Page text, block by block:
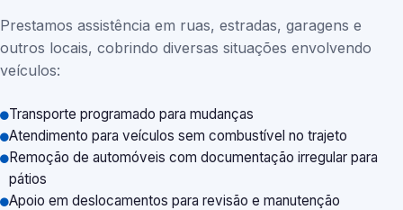
Prestamos assistência em ruas, estradas, garagens e
outros locais, cobrindo diversas situações envolvendo
veículos:
Transporte programado para mudanças
Atendimento para veículos sem combustível no trajeto
Remoção de automóveis com documentação irregular para
pátios
Apoio em deslocamentos para revisão e manutenção